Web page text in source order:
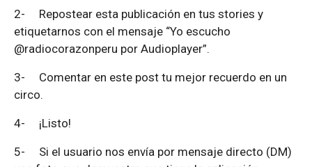
2- Repostear esta publicación en tus stories y
etiquetarnos con el mensaje “Yo escucho
@radiocorazonperu por Audioplayer”.
3- Comentar en este post tu mejor recuerdo en un
circo.
4- ¡Listo!
5- Si el usuario nos envía por mensaje directo (DM)